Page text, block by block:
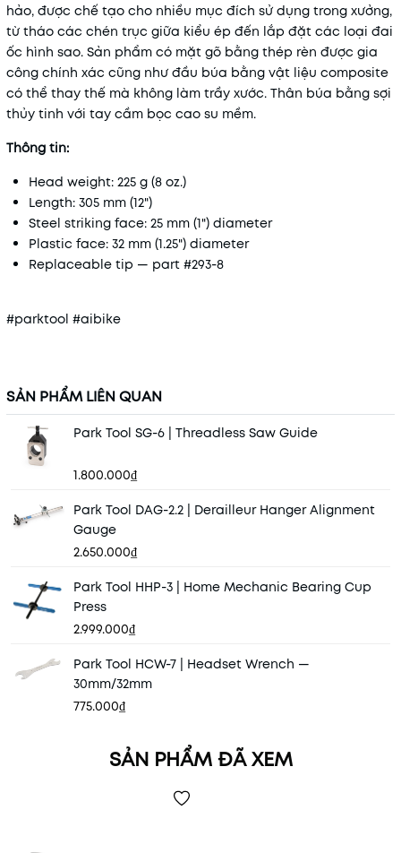
hảo, được chế tạo cho nhiều mục đích sử dụng trong xưởng,
từ tháo các chén trục giữa kiểu ép đến lắp đặt các loại đai
ốc hình sao. Sản phẩm có mặt gõ bằng thép rèn được gia
công chính xác cũng như đầu búa bằng vật liệu composite
có thể thay thế mà không làm trầy xước. Thân búa bằng sợi
thủy tinh với tay cầm bọc cao su mềm.
Thông tin:
Head weight: 225 g (8 oz.)
Length: 305 mm (12")
Steel striking face: 25 mm (1") diameter
Plastic face: 32 mm (1.25") diameter
Replaceable tip — part #293-8
#parktool #aibike
SẢN PHẨM LIÊN QUAN
Park Tool SG-6 | Threadless Saw Guide
1.800.000₫
Park Tool DAG-2.2 | Derailleur Hanger Alignment
Gauge
2.650.000₫
Park Tool HHP-3 | Home Mechanic Bearing Cup
Press
2.999.000₫
Park Tool HCW-7 | Headset Wrench —
30mm/32mm
775.000₫
SẢN PHẨM ĐÃ XEM